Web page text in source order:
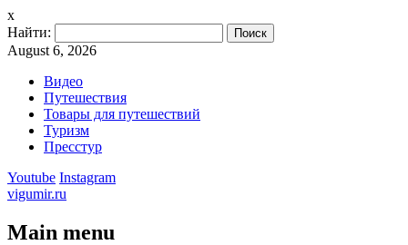
x
Найти:
August 6, 2026
Видео
Путешествия
Товары для путешествий
Туризм
Пресстур
Youtube Instagram
vigumir.ru
Main menu